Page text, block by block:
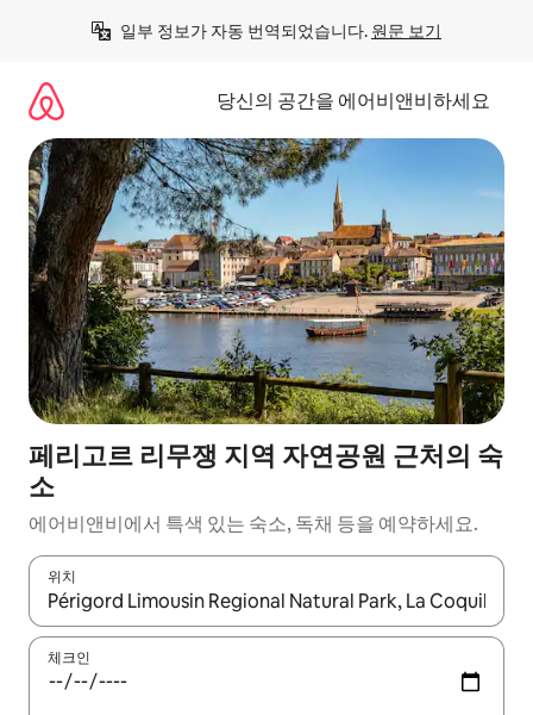
일부 정보가 자동 번역되었습니다. 원문 보기
당신의 공간을 에어비앤비하세요
페리고르 리무쟁 지역 자연공원 근처의 숙
소
에어비앤비에서 특색 있는 숙소, 독채 등을 예약하세요.
위치
결과가 나오면 위·아래 화살표 키를 사용하거나 터치 또는 스와이
체크인